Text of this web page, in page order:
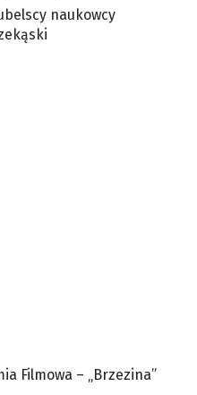
naukowcy
Filmowa – „Brzezina”